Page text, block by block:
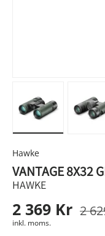
Hawke
VANTAGE 8X32
HAWKE
2 369 Kr 2
inkl. moms.